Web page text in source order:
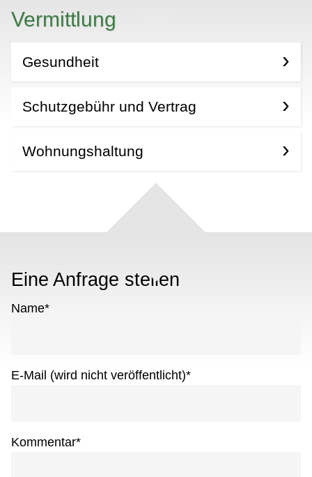
Vermittlung
Gesundheit
Schutzgebühr und Vertrag
Wohnungshaltung
Eine Anfrage stellen
Name*
E-Mail (wird nicht veröffentlicht)*
Kommentar*